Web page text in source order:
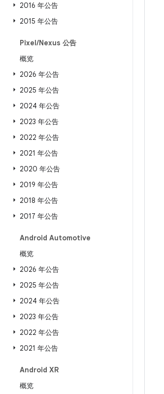
2016 年公告
2015 年公告
Pixel/Nexus 公告
概览
2026 年公告
2025 年公告
2024 年公告
2023 年公告
2022 年公告
2021 年公告
2020 年公告
2019 年公告
2018 年公告
2017 年公告
Android Automotive
概览
2026 年公告
2025 年公告
2024 年公告
2023 年公告
2022 年公告
2021 年公告
Android XR
概览